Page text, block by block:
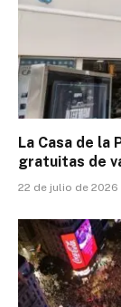
La Casa de la
gratuitas de
22 de julio de 2026